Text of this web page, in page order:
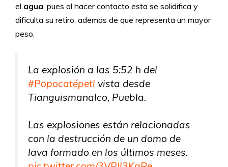
el agua , pues al hacer contacto esta se solidifica y
dificulta su retiro, además de que representa un mayor
peso.
La explosión a las 5:52 h del
#Popocatépetl vista desde
Tianguismanalco, Puebla.
Las explosiones están relacionadas
con la destrucción de un domo de
lava formado en los últimos meses.